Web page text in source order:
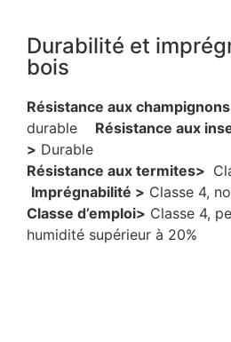
Durabilité et
bois
Résistance aux
durable Résistance aux
> Durable
Résistance aux termites>
Imprégnabilité > Classe 4,
Classe d’emploi> Classe 4,
humidité supérieur à 20%